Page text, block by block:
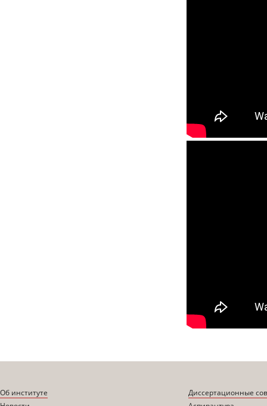
Об институте
Диссертационные